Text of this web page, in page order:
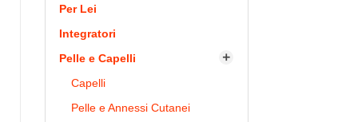
Per Lei
Integratori
Pelle e Capelli

Capelli
Pelle e Annessi Cutanei